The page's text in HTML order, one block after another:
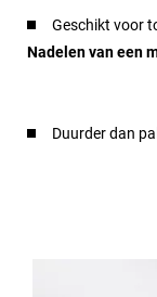
Geschikt voor
Nadelen van een
Duurder dan